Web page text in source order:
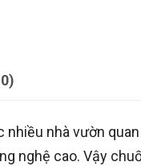
nhà vườn
nghệ cao. Vậy